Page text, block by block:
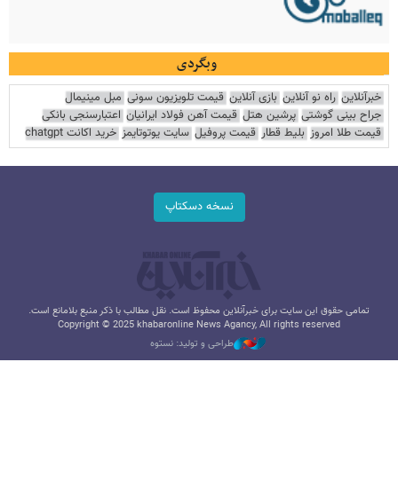
وبگردی
خبرآنلاین راه نو آنلاین بازی آنلاین قیمت تلویزیون سونی مبل مینیمال
جراح بینی گوشتی پرشین هتل قیمت آهن فولاد ایرانیان اعتبارسنجی بانکی
قیمت طلا امروز بلیط قطار قیمت پروفیل سایت یوتوتایمز خرید اکانت chatgpt
نسخه دسکتاپ
تمامی حقوق این سایت برای خبرآنلاین محفوظ است. نقل مطالب با ذکر منبع بلامانع است.
Copyright © 2025 khabaronline News Agancy, All rights reserved
طراحی و تولید: نستوه